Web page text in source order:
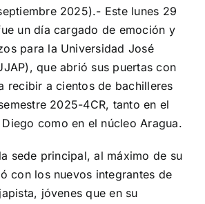
2025).- Este lunes 29
un día cargado de emoción y
para la Universidad José
que abrió sus puertas con
recibir a cientos de bachilleres
2025-4CR, tanto en el
como en el núcleo Aragua.
sede principal, al máximo de su
con los nuevos integrantes de
jóvenes que en su